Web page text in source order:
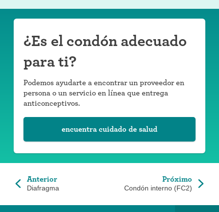
¿Es el condón adecuado
para ti?
Podemos ayudarte a encontrar un proveedor en
persona o un servicio en línea que entrega
anticonceptivos.
encuentra cuidado de salud
Anterior
Diafragma
Próximo
Condón interno (FC2)